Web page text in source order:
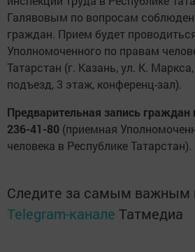
Галявовым по вопросам
граждан. Прием будет
Уполномоченного по правам
Татарстан (г. Казань, ул. К.
подъезд, 3 этаж, конференц-зал).
Предварительная запись граждан
236-41-80 (приемная
человека в Республике Татарстан).
Следите за самым важным
Telegram-канале Татмедиа